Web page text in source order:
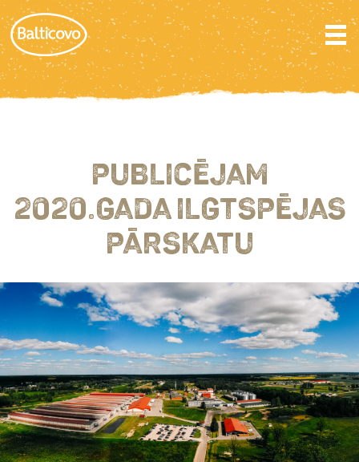
PUBLICĒJAM
2020.GADA ILGTSPĒJAS
PĀRSKATU